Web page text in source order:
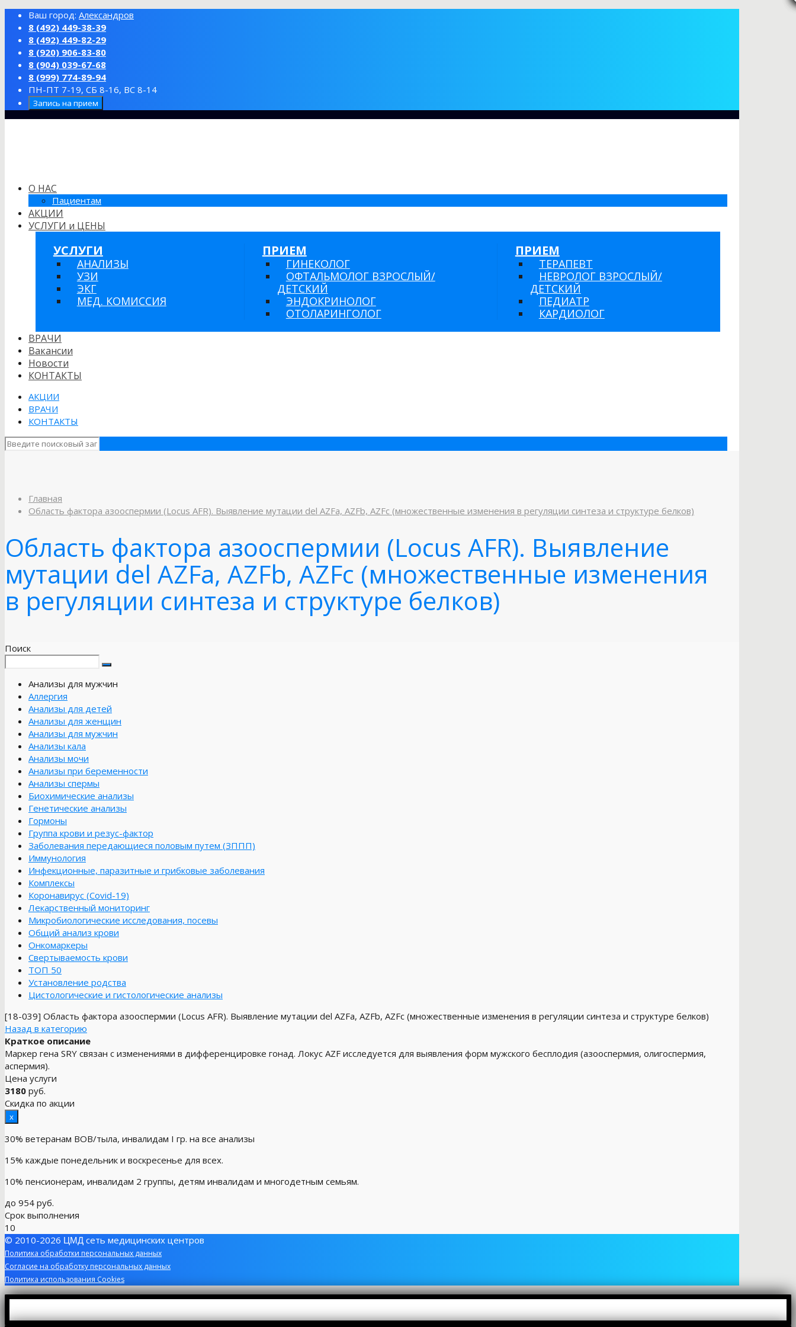
Ваш город: Александров
8 (492) 449-38-39
8 (492) 449-82-29
8 (920) 906-83-80
8 (904) 039-67-68
8 (999) 774-89-94
ПН-ПТ 7-19, СБ 8-16, ВС 8-14
Запись на прием
О НАС
Пациентам
АКЦИИ
УСЛУГИ и ЦЕНЫ
УСЛУГИ
АНАЛИЗЫ
УЗИ
ЭКГ
МЕД. КОМИССИЯ
ПРИЕМ
ГИНЕКОЛОГ
ОФТАЛЬМОЛОГ ВЗРОСЛЫЙ/
ДЕТСКИЙ
ЭНДОКРИНОЛОГ
ОТОЛАРИНГОЛОГ
ПРИЕМ
ТЕРАПЕВТ
НЕВРОЛОГ ВЗРОСЛЫЙ/
ДЕТСКИЙ
ПЕДИАТР
КАРДИОЛОГ
ВРАЧИ
Вакансии
Новости
КОНТАКТЫ
АКЦИИ
ВРАЧИ
КОНТАКТЫ
Главная
Область фактора азооспермии (Locus AFR). Выявление мутации del AZFa, AZFb, AZFc (множественные изменения в регуляции синтеза и структуре белков)
Область фактора азооспермии (Locus AFR). Выявление
мутации del AZFa, AZFb, AZFc (множественные изменения
в регуляции синтеза и структуре белков)
Поиск
Анализы для мужчин
Аллергия
Анализы для детей
Анализы для женщин
Анализы для мужчин
Анализы кала
Анализы мочи
Анализы при беременности
Анализы спермы
Биохимические анализы
Генетические анализы
Гормоны
Группа крови и резус-фактор
Заболевания передающиеся половым путем (ЗППП)
Иммунология
Инфекционные, паразитные и грибковые заболевания
Комплексы
Коронавирус (Covid-19)
Лекарственный мониторинг
Микробиологические исследования, посевы
Общий анализ крови
Онкомаркеры
Свертываемость крови
ТОП 50
Установление родства
Цистологические и гистологические анализы
[18-039] Область фактора азооспермии (Locus AFR). Выявление мутации del AZFa, AZFb, AZFc (множественные изменения в регуляции синтеза и структуре белков)
Назад в категорию
Краткое описание
Маркер гена SRY связан с изменениями в дифференцировке гонад. Локус AZF исследуется для выявления форм мужского бесплодия (азооспермия, олигоспермия,
аспермия).
Цена услуги
3180 руб.
Скидка по акции
x
30% ветеранам ВОВ/тыла, инвалидам I гр. на все анализы
15% каждые понедельник и воскресенье для всех.
10% пенсионерам, инвалидам 2 группы, детям инвалидам и многодетным семьям.
до 954 руб.
Срок выполнения
10
© 2010-2026 ЦМД сеть медицинских центров
Политика обработки персональных данных
Согласие на обработку персональных данных
Политика использования Cookies